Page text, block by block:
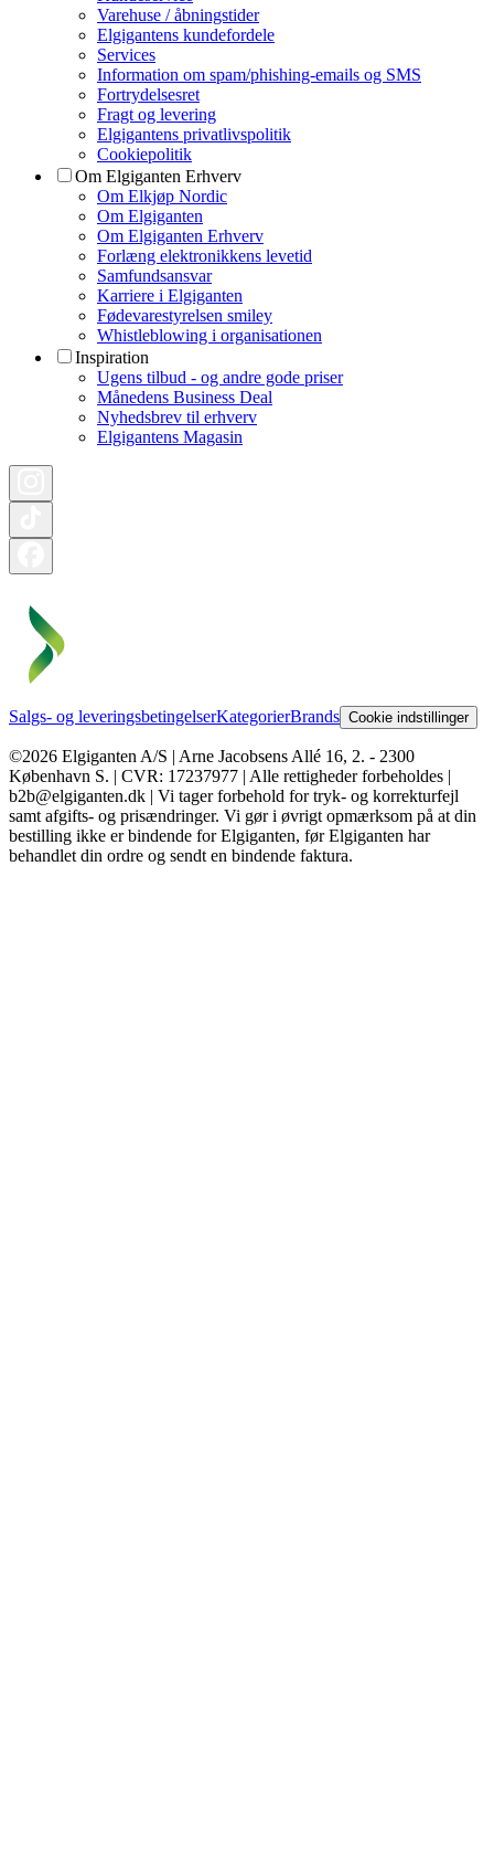
Varehuse / åbningstider
Elgigantens kundefordele
Services
Information om spam/phishing-emails og SMS
Fortrydelsesret
Fragt og levering
Elgigantens privatlivspolitik
Cookiepolitik
Om Elgiganten Erhverv
Om Elkjøp Nordic
Om Elgiganten
Om Elgiganten Erhverv
Forlæng elektronikkens levetid
Samfundsansvar
Karriere i Elgiganten
Fødevarestyrelsen smiley
Whistleblowing i organisationen
Inspiration
Ugens tilbud - og andre gode priser
Månedens Business Deal
Nyhedsbrev til erhverv
Elgigantens Magasin
Salgs- og leveringsbetingelserKategorierBrands Cookie indstillinger
©2026 Elgiganten A/S | Arne Jacobsens Allé 16, 2. - 2300
København S. | CVR: 17237977 | Alle rettigheder forbeholdes |
b2b@elgiganten.dk | Vi tager forbehold for tryk- og korrekturfejl
samt afgifts- og prisændringer. Vi gør i øvrigt opmærksom på at din
bestilling ikke er bindende for Elgiganten, før Elgiganten har
behandlet din ordre og sendt en bindende faktura.